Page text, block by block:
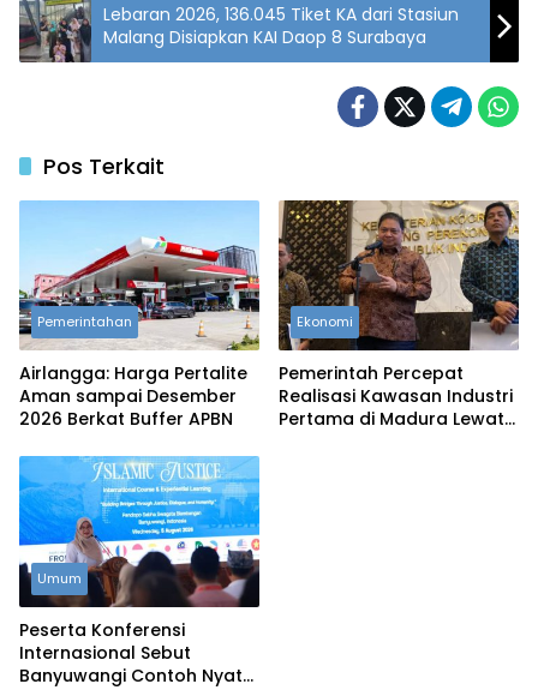
Lebaran 2026, 136.045 Tiket KA dari Stasiun
Malang Disiapkan KAI Daop 8 Surabaya
Pos Terkait
Pemerintahan
Airlangga: Harga Pertalite
Aman sampai Desember
2026 Berkat Buffer APBN
Ekonomi
Pemerintah Percepat
Realisasi Kawasan Industri
Pertama di Madura Lewat
Umum
Peserta Konferensi
Internasional Sebut
Banyuwangi Contoh Nyata